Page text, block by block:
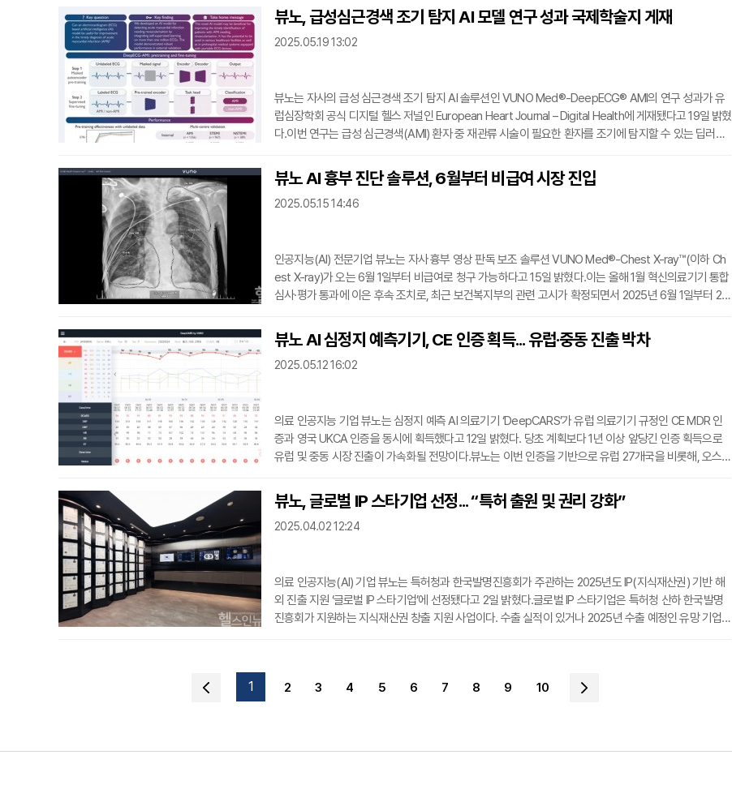
활용 및 연구, 심장 질환 관련 AI 솔루션의 연구 개발 및 성능 검증, 아주대 의료인공지능 융합인재 양성사
업단과의 교육 협력 및 인턴십 지원 등 다방면에 걸친 협력을 추진할 계획이다.양 기관은 의료 AI 기술의
임상현장 적용과
뷰노, 급성심근경색 조기 탐지 AI 모델 연구 성과 국제학술지 게재
2025.05.19 13:02
뷰노는 자사의 급성 심근경색 조기 탐지 AI 솔루션인 VUNO Med®-DeepECG® AMI의 연구 성과가 유
럽심장학회 공식 디지털 헬스 저널인 European Heart Journal – Digital Health에 게재됐다고 19일 밝혔
다.이번 연구는 급성 심근경색(AMI) 환자 중 재관류 시술이 필요한 환자를 조기에 탐지할 수 있는 딥러닝
ng)과 트랜스포머(Transformer) 기반 딥러닝 모델을 적용해 모델 성능을 개선했다. 모델은 전남대학교
병원 데이터를 활용해 개발되고, 한림대학교 강남성심병원 데이터를 통해 외부 검증을 진행했다.연구 결
과, 모델은 AUROC 0.968을
뷰노 AI 흉부 진단 솔루션, 6월부터 비급여 시장 진입
2025.05.15 14:46
인공지능(AI) 전문기업 뷰노는 자사 흉부 영상 판독 보조 솔루션 VUNO Med®-Chest X-ray™(이하 Ch
est X-ray)가 오는 6월 1일부터 비급여로 청구 가능하다고 15일 밝혔다.이는 올해 1월 혁신의료기기 통합
심사·평가 통과에 이은 후속 조치로, 최근 보건복지부의 관련 고시가 확정되면서 2025년 6월 1일부터 20
절, 경화, 간질성 음영, 흉막 삼출, 기흉 등 5가지 이상 소견을 검출하고, 이를 기반으로 폐렴과 폐결핵을 선
별하는 진단 보조 AI 소프트웨어다. 이미 안전성과 임상 잠재력을 인정받은 제품으로, 이번 고시를 통해 실
제 진료 환경에서
뷰노 AI 심정지 예측기기, CE 인증 획득... 유럽·중동 진출 박차
2025.05.12 16:02
의료 인공지능 기업 뷰노는 심정지 예측 AI 의료기기 ‘DeepCARS’가 유럽 의료기기 규정인 CE MDR 인
증과 영국 UKCA 인증을 동시에 획득했다고 12일 밝혔다. 당초 계획보다 1년 이상 앞당긴 인증 획득으로
유럽 및 중동 시장 진출이 가속화될 전망이다.뷰노는 이번 인증을 기반으로 유럽 27개국을 비롯해, 오스트
또는 FDA 인증만으로 현지 등록이 수월한 점을 활용해, 이집트 등 4개국과 판매 파트너십 계약도 협의 중
이다.DeepCARS는 병원 일반병동에서 환자의 활력징후 데이터를 기반으로 24시간 내 심정지 위험을 AI
로 예측하는 솔루션
뷰노, 글로벌 IP 스타기업 선정... “특허 출원 및 권리 강화”
2025.04.02 12:24
의료 인공지능(AI) 기업 뷰노는 특허청과 한국발명진흥회가 주관하는 2025년도 IP(지식재산권) 기반 해
외 진출 지원 ‘글로벌 IP 스타기업’에 선정됐다고 2일 밝혔다.글로벌 IP 스타기업은 특허청 산하 한국발명
진흥회가 지원하는 지식재산권 창출 지원 사업이다. 수출 실적이 있거나 2025년 수출 예정인 유망 기업을
션들에
1 2 3 4 5 6 7 8 9 10